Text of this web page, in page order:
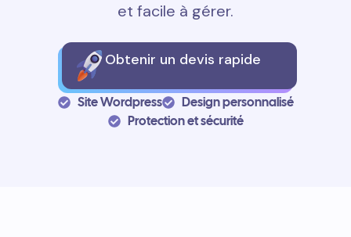
et facile à gérer.
Obtenir un devis rapide
Site Wordpress
Design personnalisé
Protection et sécurité